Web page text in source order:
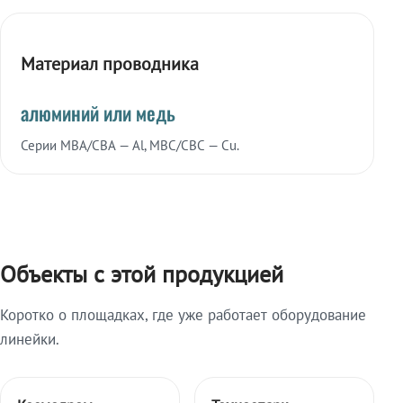
Материал проводника
алюминий или медь
Серии МВА/СВА — Al, МВС/СВС — Cu.
Объекты с этой продукцией
Коротко о площадках, где уже работает оборудование
линейки.